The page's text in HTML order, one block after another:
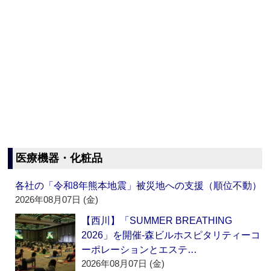
医療機器・化粧品
各社の「令和8年熊本地震」被災地への支援（順位不動）
2026年08月07日 (金)
【西川】「SUMMER BREATHING
2026」を開催‐森ビルホスピタリティーコ
ーポレーションとエステ…
2026年08月07日 (金)